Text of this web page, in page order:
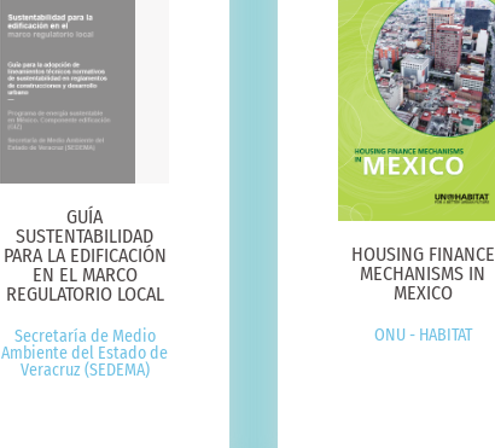
GUÍA
SUSTENTABILIDAD
PARA LA EDIFICACIÓN
EN EL MARCO
REGULATORIO LOCAL
Secretaría de Medio
Ambiente del Estado de
Veracruz (SEDEMA)
HOUSING FINANCE
MECHANISMS IN
MEXICO
ONU - HABITAT